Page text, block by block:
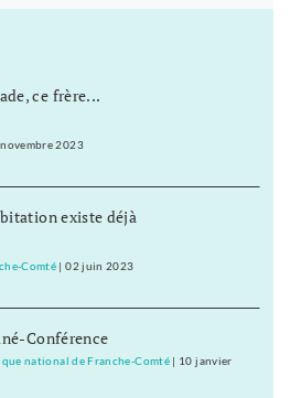
ce frère...
2023
existe déjà
Comté |02 juin 2023
Conférence
national de Franche-Comté| 10 janvier